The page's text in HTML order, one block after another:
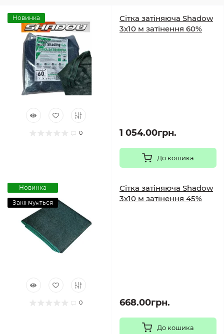
Новинка
0
Сітка затіняюча Shadow
3х10 м затінення 60%
1 054.00грн.
До кошика
Новинка
Закінчується
0
Сітка затіняюча Shadow
3х10 м затінення 45%
668.00грн.
До кошика